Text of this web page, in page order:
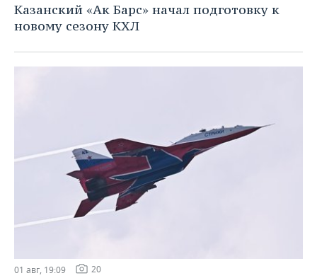
Казанский «Ак Барс» начал подготовку к
новому сезону КХЛ
01 авг, 19:09 20